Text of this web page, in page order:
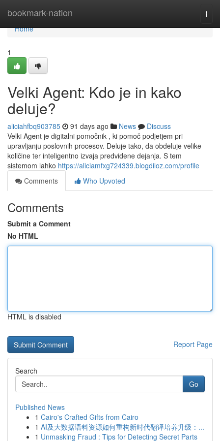
bookmark-nation
Home
Home
1
Velki Agent: Kdo je in kako
deluje?
aliciahfbq903785 91 days ago News
Discuss
Velki Agent je digitalni pomočnik , ki pomoč podjetjem pri
upravljanju poslovnih procesov. Deluje tako, da obdeluje velike
količine ter inteligentno izvaja predvidene dejanja. S tem
sistemom lahko https://aliciamfxg724339.blogdiloz.com/profile
Comments
Who Upvoted
Comments
Submit a Comment
No HTML
HTML is disabled
Report Page
Search
Go
Published News
1 Cairo's Crafted Gifts from Cairo
1 AI及大数据语料资源如何重构新时代翻译培养升级：...
1 Unmasking Fraud : Tips for Detecting Secret Parts